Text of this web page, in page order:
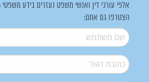
אלפי עורכי דין ואנשי משפט נעזרים בידע משפטי
הצטרפו גם אתם:
שם משתמש*
דואל*